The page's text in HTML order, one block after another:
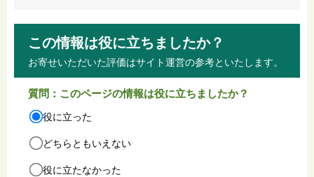
この情報は役に立ちましたか？
お寄せいただいた評価はサイト運営の参考といたします。
質問：このページの情報は役に立ちましたか？
役に立った
どちらともいえない
役に立たなかった